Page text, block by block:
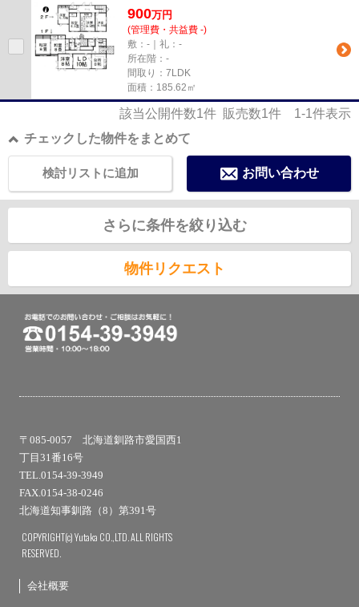
900万円
(管理費・共益費 -)
敷：-｜礼：-
所在階：-
間取り：7LDK
面積：185.62㎡
該当公開件数1件 販売数1件 1-1件表示
チェックした物件をまとめて
お問い合わせ
検討リストに追加
さらに条件を絞り込む
物件リクエスト
〒085-0057 北海道釧路市愛国西1
丁目31番16号
TEL.0154-39-3949
FAX.0154-38-0246
北海道知事釧路（8）第391号
COPYRIGHT(c) Yutaka CO.,LTD. ALL RIGHTS
RESERVED.
会社概要